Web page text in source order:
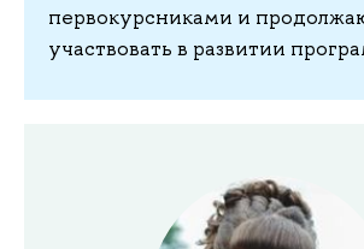
первокурсниками и
участвовать в развитии